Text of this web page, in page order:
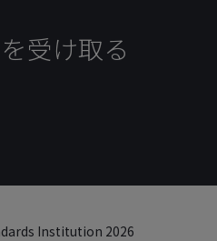
受け取る
Institution 2026